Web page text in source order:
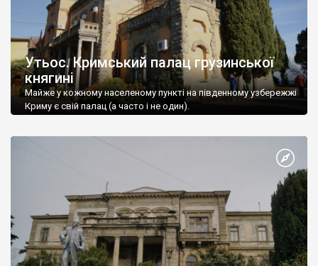
Утьос. Кримський палац грузинської
княгині
Майже у кожному населеному пункті на південному узбережжі
Криму є свій палац (а часто і не один).